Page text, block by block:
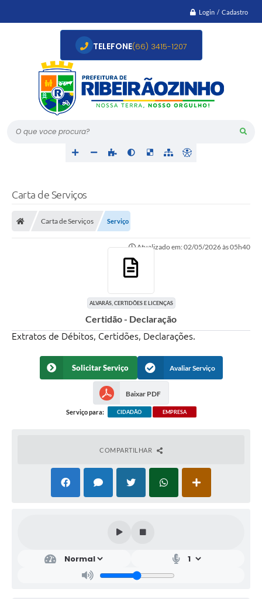
Login / Cadastro
O que voce procura?
TELEFONE(66) 3415-1207
Carta de Serviços
Carta de Serviços Serviço
Atualizado em: 02/05/2026 às 05h40
ALVARÁS, CERTIDÕES E LICENÇAS
Certidão - Declaração
Extratos de Débitos, Certidões, Declarações.
Solicitar Serviço Avaliar Serviço
Baixar PDF
Serviço para: CIDADÃO EMPRESA
COMPARTILHAR